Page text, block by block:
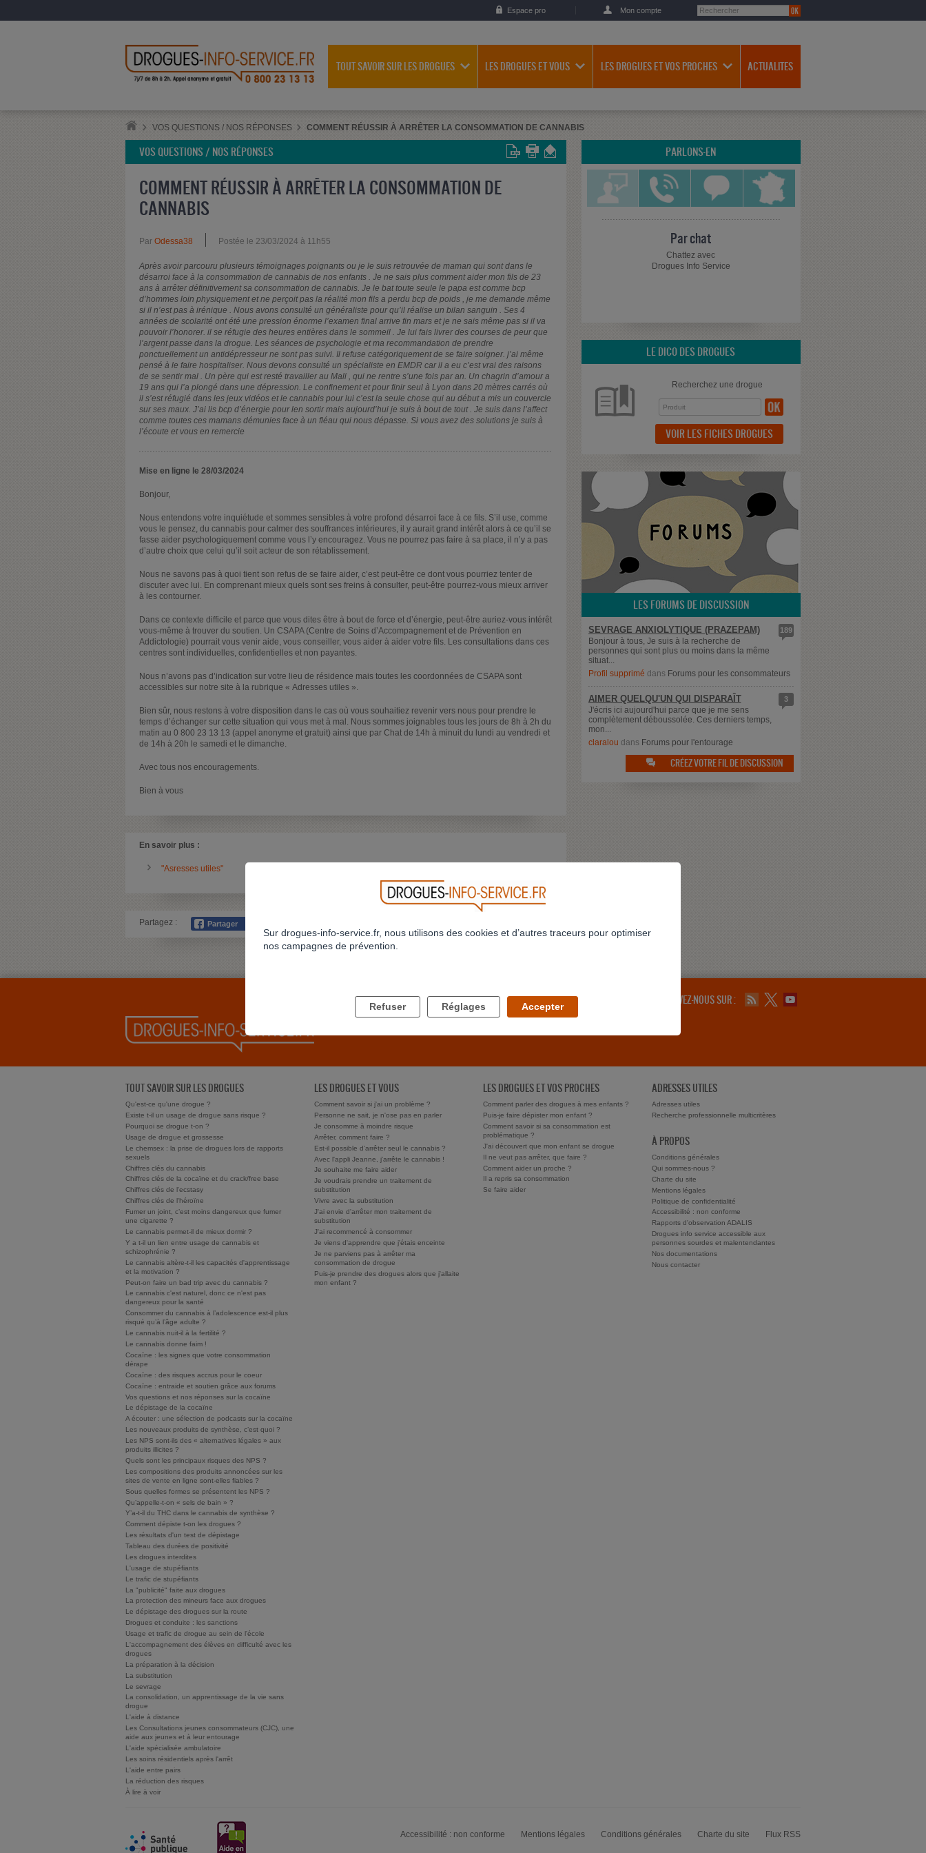
Espace pro Mon compte
TOUT SAVOIR SUR LES DROGUES LES DROGUES ET VOUS LES DROGUES ET VOS PROCHES ACTUALITES
VOS QUESTIONS / NOS RÉPONSES COMMENT RÉUSSIR À ARRÊTER LA CONSOMMATION DE CANNABIS
VOS QUESTIONS / NOS RÉPONSES
COMMENT RÉUSSIR À ARRÊTER LA CONSOMMATION DE
CANNABIS
Par Odessa38 Postée le 23/03/2024 à 11h55
Après avoir parcouru plusieurs témoignages poignants ou je le suis retrouvée de maman qui sont dans le
désarroi face à la consommation de cannabis de nos enfants . Je ne sais plus comment aider mon fils de 23
ans à arrêter définitivement sa consommation de cannabis. Je le bat toute seule le papa est comme bcp
d’hommes loin physiquement et ne perçoit pas la réalité mon fils a perdu bcp de poids , je me demande même
si il n’est pas à irénique . Nous avons consulté un généraliste pour qu’il réalise un bilan sanguin . Ses 4
années de scolarité ont été une pression énorme l’examen final arrive fin mars et je ne sais même pas si il va
pouvoir l’honorer. il se réfugie des heures entières dans le sommeil . Je lui fais livrer des courses de peur que
l’argent passe dans la drogue. Les séances de psychologie et ma recommandation de prendre
ponctuellement un antidépresseur ne sont pas suivi. Il refuse catégoriquement de se faire soigner. j’ai même
pensé à le faire hospitaliser. Nous devons consulté un spécialiste en EMDR car il a eu c’est vrai des raisons
de se sentir mal . Un père qui est resté travailler au Mali , qui ne rentre s’une fois par an. Un chagrin d’amour a
19 ans qui l’a plongé dans une dépression. Le confinement et pour finir seul à Lyon dans 20 mètres carrés où
il s’est réfugié dans les jeux vidéos et le cannabis pour lui c’est la seule chose qui au début a mis un couvercle
sur ses maux. J’ai lis bcp d’énergie pour len sortir mais aujourd’hui je suis à bout de tout . Je suis dans l’affect
comme toutes ces mamans démunies face à un fléau qui nous dépasse. Si vous avez des solutions je suis à
l’écoute et vous en remercie
Mise en ligne le 28/03/2024
Bonjour,
Nous entendons votre inquiétude et sommes sensibles à votre profond désarroi face à ce fils. S’il use, comme
vous le pensez, du cannabis pour calmer des souffrances intérieures, il y aurait grand intérêt alors à ce qu’il se
fasse aider psychologiquement comme vous l’y encouragez. Vous ne pourrez pas faire à sa place, il n’y a pas
d’autre choix que celui qu’il soit acteur de son rétablissement.
Nous ne savons pas à quoi tient son refus de se faire aider, c’est peut-être ce dont vous pourriez tenter de
discuter avec lui. En comprenant mieux quels sont ses freins à consulter, peut-être pourrez-vous mieux arriver
à les contourner.
Dans ce contexte difficile et parce que vous dites être à bout de force et d’énergie, peut-être auriez-vous intérêt
vous-même à trouver du soutien. Un CSAPA (Centre de Soins d’Accompagnement et de Prévention en
Addictologie) pourrait vous venir aide, vous conseiller, vous aider à aider votre fils. Les consultations dans ces
centres sont individuelles, confidentielles et non payantes.
Nous n’avons pas d’indication sur votre lieu de résidence mais toutes les coordonnées de CSAPA sont
accessibles sur notre site à la rubrique « Adresses utiles ».
Bien sûr, nous restons à votre disposition dans le cas où vous souhaitiez revenir vers nous pour prendre le
temps d’échanger sur cette situation qui vous met à mal. Nous sommes joignables tous les jours de 8h à 2h du
matin au 0 800 23 13 13 (appel anonyme et gratuit) ainsi que par Chat de 14h à minuit du lundi au vendredi et
de 14h à 20h le samedi et le dimanche.
Avec tous nos encouragements.
Bien à vous
En savoir plus :
"Asresses utiles"
Partagez :
PARLONS-EN
Par chat
Chattez avec
Drogues Info Service
LE DICO DES DROGUES
Recherchez une drogue
VOIR LES FICHES DROGUES
LES FORUMS DE DISCUSSION
189
SEVRAGE ANXIOLYTIQUE (PRAZEPAM)
Bonjour à tous, Je suis à la recherche de
personnes qui sont plus ou moins dans la même
situat...
Profil supprimé dans Forums pour les consommateurs
3
AIMER QUELQU'UN QUI DISPARAÎT
J'écris ici aujourd'hui parce que je me sens
complètement déboussolée. Ces derniers temps,
mon...
claralou dans Forums pour l'entourage
 CRÉEZ VOTRE FIL DE DISCUSSION
SUIVEZ-NOUS SUR :
TOUT SAVOIR SUR LES DROGUES
Qu'est-ce qu'une drogue ?
Existe t-il un usage de drogue sans risque ?
Pourquoi se drogue t-on ?
Usage de drogue et grossesse
Le chemsex : la prise de drogues lors de rapports
sexuels
Chiffres clés du cannabis
Chiffres clés de la cocaïne et du crack/free base
Chiffres clés de l'ecstasy
Chiffres clés de l'héroïne
Fumer un joint, c’est moins dangereux que fumer
une cigarette ?
Le cannabis permet-il de mieux dormir ?
Y a t-il un lien entre usage de cannabis et
schizophrénie ?
Le cannabis altère-t-il les capacités d'apprentissage
et la motivation ?
Peut-on faire un bad trip avec du cannabis ?
Le cannabis c'est naturel, donc ce n'est pas
dangereux pour la santé
Consommer du cannabis à l’adolescence est-il plus
risqué qu’à l’âge adulte ?
Le cannabis nuit-il à la fertilité ?
Le cannabis donne faim !
Cocaïne : les signes que votre consommation
dérape
Cocaïne : des risques accrus pour le coeur
Cocaïne : entraide et soutien grâce aux forums
Vos questions et nos réponses sur la cocaïne
Le dépistage de la cocaïne
A écouter : une sélection de podcasts sur la cocaïne
Les nouveaux produits de synthèse, c’est quoi ?
Les NPS sont-ils des « alternatives légales » aux
produits illicites ?
Quels sont les principaux risques des NPS ?
Les compositions des produits annoncées sur les
sites de vente en ligne sont-elles fiables ?
Sous quelles formes se présentent les NPS ?
Qu’appelle-t-on « sels de bain » ?
Y’a-t-il du THC dans le cannabis de synthèse ?
Comment dépiste t-on les drogues ?
Les résultats d'un test de dépistage
Tableau des durées de positivité
Les drogues interdites
L'usage de stupéfiants
Le trafic de stupéfiants
La "publicité" faite aux drogues
La protection des mineurs face aux drogues
Le dépistage des drogues sur la route
Drogues et conduite : les sanctions
Usage et trafic de drogue au sein de l'école
L'accompagnement des élèves en difficulté avec les
drogues
La préparation à la décision
La substitution
Le sevrage
La consolidation, un apprentissage de la vie sans
drogue
L'aide à distance
Les Consultations jeunes consommateurs (CJC), une
aide aux jeunes et à leur entourage
L'aide spécialisée ambulatoire
Les soins résidentiels après l'arrêt
L'aide entre pairs
La réduction des risques
À lire à voir
LES DROGUES ET VOUS
Comment savoir si j'ai un problème ?
Personne ne sait, je n'ose pas en parler
Je consomme à moindre risque
Arrêter, comment faire ?
Est-il possible d'arrêter seul le cannabis ?
Avec l'appli Jeanne, j'arrête le cannabis !
Je souhaite me faire aider
Je voudrais prendre un traitement de
substitution
Vivre avec la substitution
J'ai envie d'arrêter mon traitement de
substitution
J'ai recommencé à consommer
Je viens d'apprendre que j'étais enceinte
Je ne parviens pas à arrêter ma
consommation de drogue
Puis-je prendre des drogues alors que j'allaite
mon enfant ?
LES DROGUES ET VOS PROCHES
Comment parler des drogues à mes enfants ?
Puis-je faire dépister mon enfant ?
Comment savoir si sa consommation est
problématique ?
J'ai découvert que mon enfant se drogue
Il ne veut pas arrêter, que faire ?
Comment aider un proche ?
Il a repris sa consommation
Se faire aider
ADRESSES UTILES
Adresses utiles
Recherche professionnelle multicritères
À PROPOS
Conditions générales
Qui sommes-nous ?
Charte du site
Mentions légales
Politique de confidentialité
Accessibilité : non conforme
Rapports d'observation ADALIS
Drogues info service accessible aux
personnes sourdes et malentendantes
Nos documentations
Nous contacter
Accessibilité : non conforme Mentions légales Conditions générales Charte du site Flux RSS
Sur drogues-info-service.fr, nous utilisons des cookies et d’autres traceurs pour optimiser
nos campagnes de prévention.
Refuser Réglages Accepter